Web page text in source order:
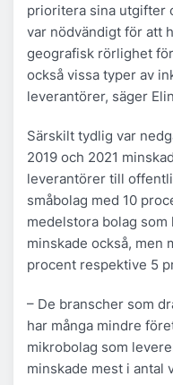
prioritera sina utgifter
var nödvändigt för att
geografisk rörlighet
också vissa typer av
leverantörer, säger
Särskilt tydlig var
2019 och 2021
leverantörer till
småbolag med 10
medelstora bolag
minskade också, men
procent respektive 5
– De branscher som
har många mindre
mikrobolag som
minskade mest i antal